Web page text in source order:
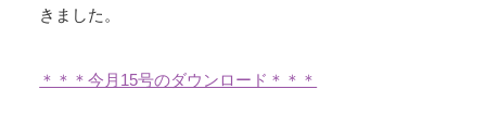
きました。
＊＊＊今月15号のダウンロード＊＊＊